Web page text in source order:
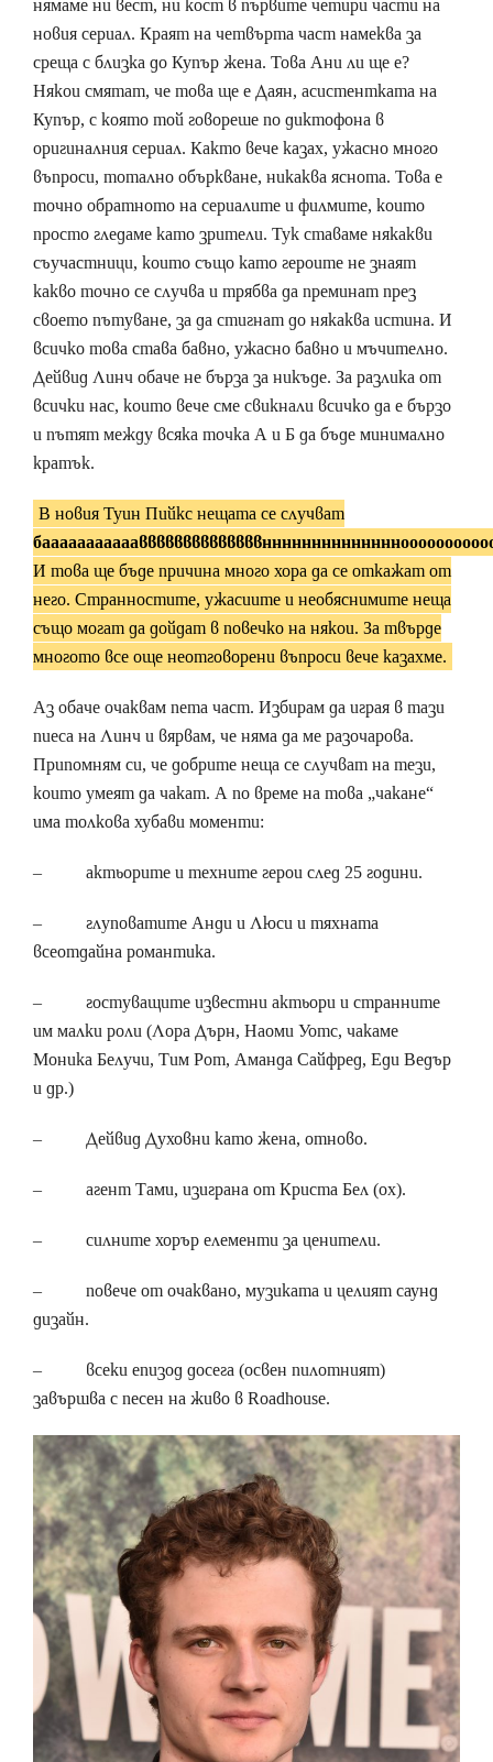
новия сериал. Краят на четвърта част намеква за
среща с близка до Купър жена. Това Ани ли ще е?
Някои смятат, че това ще е Даян, асистентката на
Купър, с която той говореше по диктофона в
оригиналния сериал. Както вече казах, ужасно много
въпроси, тотално объркване, никаква яснота. Това е
точно обратното на сериалите и филмите, които
просто гледаме като зрители. Тук ставаме някакви
съучастници, които също като героите не знаят
какво точно се случва и трябва да преминат през
своето пътуване, за да стигнат до някаква истина. И
всичко това става бавно, ужасно бавно и мъчително.
Дейвид Линч обаче не бърза за никъде. За разлика от
всички нас, които вече сме свикнали всичко да е бързо
и пътят между всяка точка А и Б да бъде минимално
кратък.
В новия Туин Пийкс нещата се случват
И това ще бъде причина много хора да се откажат от
него. Странностите, ужасиите и необяснимите неща
също могат да дойдат в повечко на някои. За твърде
многото все още неотговорени въпроси вече казахме.
Аз обаче очаквам пета част. Избирам да играя в тази
пиеса на Линч и вярвам, че няма да ме разочарова.
Припомням си, че добрите неща се случват на тези,
които умеят да чакат. А по време на това „чакане“
има толкова хубави моменти:
– актьорите и техните герои след 25 години.
– глуповатите Анди и Люси и тяхната
всеотдайна романтика.
– гостуващите известни актьори и странните
им малки роли (Лора Дърн, Наоми Уотс, чакаме
Моника Белучи, Тим Рот, Аманда Сайфред, Еди Ведър
и др.)
– Дейвид Духовни като жена, отново.
– агент Тами, изиграна от Криста Бел (ох).
– силните хорър елементи за ценители.
– повече от очаквано, музиката и целият саунд
дизайн.
– всеки епизод досега (освен пилотният)
завършва с песен на живо в Roadhouse.